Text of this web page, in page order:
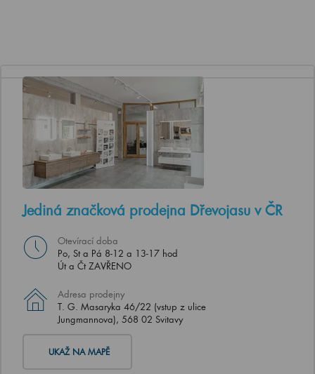
Jediná značková prodejna Dřevojasu v ČR
Otevírací doba
Po, St a Pá 8-12 a 13-17 hod
Út a Čt ZAVŘENO
Adresa prodejny
T. G. Masaryka 46/22 (vstup z ulice
Jungmannova), 568 02 Svitavy
UKAŽ NA MAPĚ